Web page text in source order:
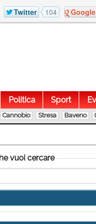
Twitter 104
Politica Sport
Cannobio Stresa Baveno
vuoi cercare